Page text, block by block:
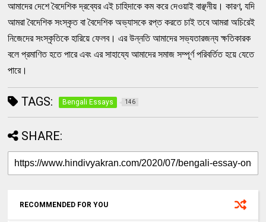
আমাদের দেশে বৈদেশিক দ্রব্যের এই চাহিদাকে কম করে দেওয়াই বাঞ্ছনীয়। কারণ, যদি
আমরা বৈদেশিক সংস্কৃত বা বৈদেশিক অভ্যাসকে রপ্ত করতে চাই তবে আমরা অচিরেই
নিজেদের সংস্কৃতিকে হারিয়ে ফেলব। এর উন্নতি আমাদের সভ্যতারজন্য ক্ষতিকারক
বলে প্রমাণিত হতে পারে এবং এর সাহায্যে আমাদের সমাজ সম্পূর্ণ পরিবর্তিত হয়ে যেতে
পারে।
TAGS: Bengali Essays 146
SHARE:
RECOMMENDED FOR YOU